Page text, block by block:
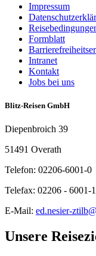
Impressum
Formblatt
Intranet
Kontakt
Jobs bei uns
Blitz-Reisen GmbH
Diepenbroich 39
51491 Overath
Telefon: 02206-6001-0
Telefax: 02206 - 6001-
E-Mail: ed.nesier-
Unsere